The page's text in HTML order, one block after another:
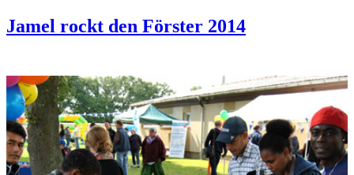
Jamel rockt den Förster 2014